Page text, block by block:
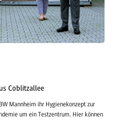
Coblitzallee
Mannheim ihr Hygienekonzept zur
um ein Testzentrum. Hier können